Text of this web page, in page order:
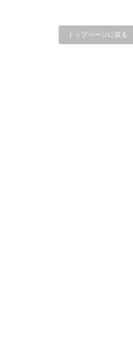
トップページに戻る